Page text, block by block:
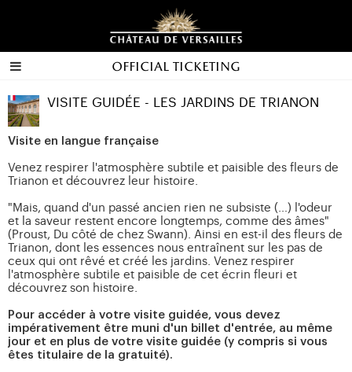
Official ticketing
VISITE GUIDÉE - LES JARDINS DE TRIANON
Visite en langue française
Venez respirer l'atmosphère subtile et paisible des fleurs de
Trianon et découvrez leur histoire.
"Mais, quand d'un passé ancien rien ne subsiste (…) l'odeur
et la saveur restent encore longtemps, comme des âmes"
(Proust, Du côté de chez Swann). Ainsi en est-il des fleurs de
Trianon, dont les essences nous entraînent sur les pas de
ceux qui ont rêvé et créé les jardins. Venez respirer
l'atmosphère subtile et paisible de cet écrin fleuri et
découvrez son histoire.
Pour accéder à votre visite guidée, vous devez
impérativement être muni d'un billet d'entrée, au même
jour et en plus de votre visite guidée (y compris si vous
êtes titulaire de la gratuité).